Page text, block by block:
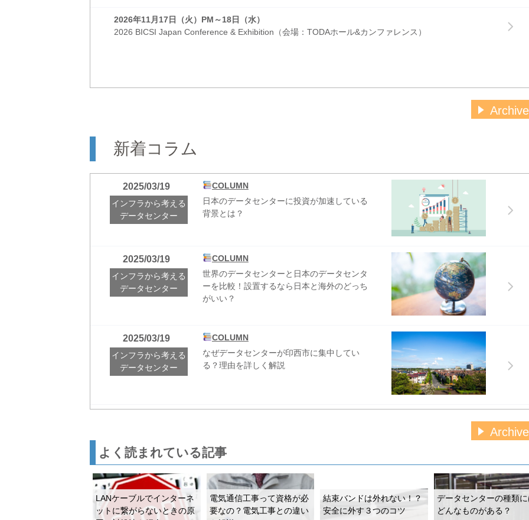
ELECTRICAL
バイメタル端子配線ソリューション
ナロータイプおよび2つ穴タイプ 販売開始
2026/03/24
2026/03/05
NETWORK
ES2P 配電ユニット（PDU）販売開始
ES2P PDU
2026/01/19
NEWS
プレスリリース
最高商務責任者（CCO）就任を発表、顧客満足度向上への取り組みを強化
NEWS
戦略的成長とイノベーションを支える主要幹部の人事異動を発表
2025/12/09
ネットワーク製品に関するお知らせ
シールド付きモジュラージャック/かんたん成端シールドモジュラープラグ 仕様
2025/12/09
NEWS
年内最終営業日は12月26日（金）、年始の営業開始日は1月5日（月）となりま
す。2026年1月9日（金）は臨時休業いたします。
2025/12/04
ネットワーク製品に関するお知らせ
Cat6A UTPケーブル/NetKey Cat6 UTPケーブル
2026年11月17日（火）PM～18日（水）
2026 BICSI Japan Conference & Exhibition（会場：TODAホール&カンファレンス）
新着コラム
2025/03/19
インフラから考える
データセンター
COLUMN
日本のデータセンターに投資が加速している
背景とは？
2025/03/19
インフラから考える
データセンター
COLUMN
世界のデータセンターと日本のデータセンタ
ーを比較！設置するなら日本と海外のどっち
がいい？
2025/03/19
インフラから考える
データセンター
COLUMN
なぜデータセンターが印西市に集中してい
る？理由を詳しく解説
説！
2025/03/19
庁舎建て替え特集
COLUMN
自治体が行うDX支援の内容とは？事例もあわ
せて紹介！
よく読まれている記事
LANケーブルでインターネ
ットに繋がらないときの原
電気通信工事って資格が必
要なの？電気工事との違い
結束バンドは外れない！？
安全に外す３つのコツ
データセンターの種類
どんなものがある？